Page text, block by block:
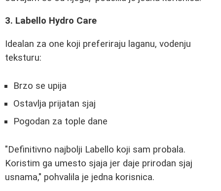
3. Labello Hydro Care
Idealan za one koji preferiraju laganu, vodenju
teksturu:
Brzo se upija
Ostavlja prijatan sjaj
Pogodan za tople dane
"Definitivno najbolji Labello koji sam probala.
Koristim ga umesto sjaja jer daje prirodan sjaj
usnama," pohvalila je jedna korisnica.